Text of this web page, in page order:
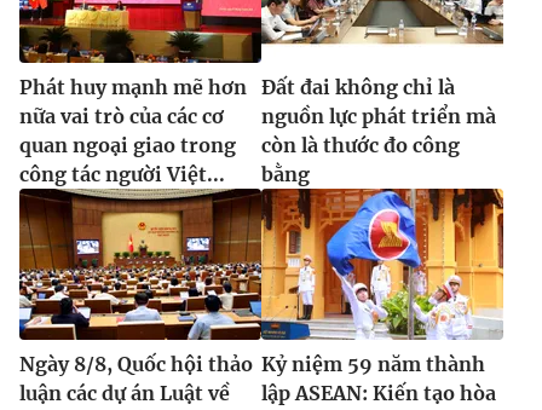
Phát huy mạnh mẽ hơn
nữa vai trò của các cơ
quan ngoại giao trong
công tác người Việt...
Đất đai không chỉ là
nguồn lực phát triển mà
còn là thước đo công
bằng
Ngày 8/8, Quốc hội thảo
luận các dự án Luật về
Kỷ niệm 59 năm thành
lập ASEAN: Kiến tạo hòa